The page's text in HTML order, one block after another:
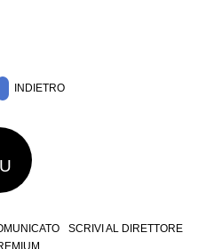
INDIETRO
SCRIVI AL DIRETTORE